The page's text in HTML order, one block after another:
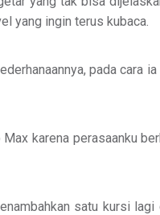
yang ingin terus kubaca.
pada cara ia
karena perasaanku
satu kursi